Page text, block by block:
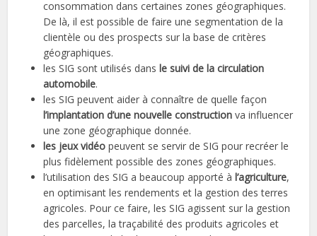
consommation dans certaines zones géographiques.
De là, il est possible de faire une segmentation de la
clientèle ou des prospects sur la base de critères
géographiques.
les SIG sont utilisés dansle suivi de la circulation
automobile.
les SIG peuvent aider à connaître de quelle façon
l’implantation d’une nouvelle construction va influencer
une zone géographique donnée.
les jeux vidéo peuvent se servir de SIG pour recréer le
plus fidèlement possible des zones géographiques.
l’utilisation des SIG a beaucoup apporté àl’agriculture,
en optimisant les rendements et la gestion des terres
agricoles. Pour ce faire, les SIG agissent sur la gestion
des parcelles, la traçabilité des produits agricoles et